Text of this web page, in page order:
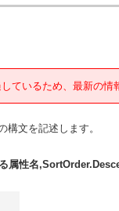
ているため、最新の情
文を記述します。
属性名